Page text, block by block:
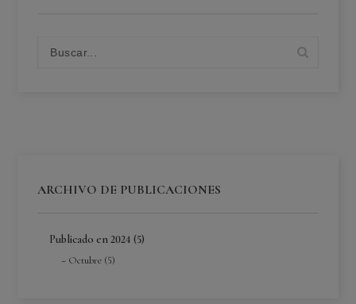
ARCHIVO DE PUBLICACIONES
Publicado en 2024 (5)
Octubre (5)